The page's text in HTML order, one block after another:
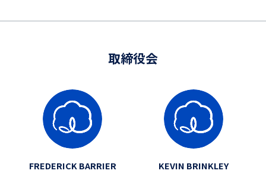
取締役会
FREDERICK BARRIER KEVIN BRINKLEY